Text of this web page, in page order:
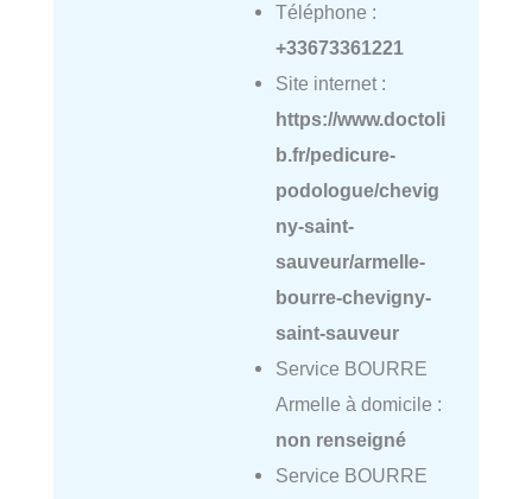
Téléphone :
+33673361221
Site internet :
https://www.doctoli
b.fr/pedicure-
podologue/chevig
ny-saint-
sauveur/armelle-
bourre-chevigny-
saint-sauveur
Service BOURRE
Armelle à domicile :
non renseigné
Service BOURRE